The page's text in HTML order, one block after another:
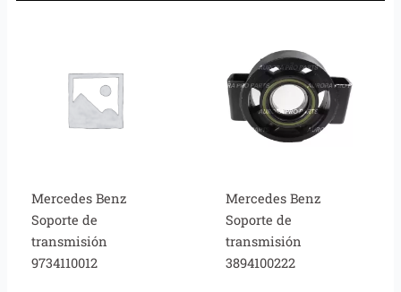
Mercedes Benz
Soporte de
transmisión
9734110012
Mercedes Benz
Soporte de
transmisión
3894100222